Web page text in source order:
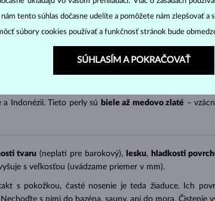
Nadobúdajú rôzne veľkosti i rôzne tvary (
Môžu dosahovať veľkosť
sú pestované špeciálnym druhom ustríc. Tahitské perly
a Indonézii. Tieto perly sú biele až medovo zlaté –
tvaru (neplatí pre barokový), lesku, hladkosti
s veľkosťou (uvádzame priemer v mm).
s pokožkou, časté nosenie je teda žiaduce. Ich
s nimi do bazéna, sauny, ani do mora. Čistenie
tento súhlas dočasne udelíte a pomôžete nám zlepšovať a
súbory cookies používať a funkčnosť stránok bude
SÚHLASÍM A POKRAČOVAŤ